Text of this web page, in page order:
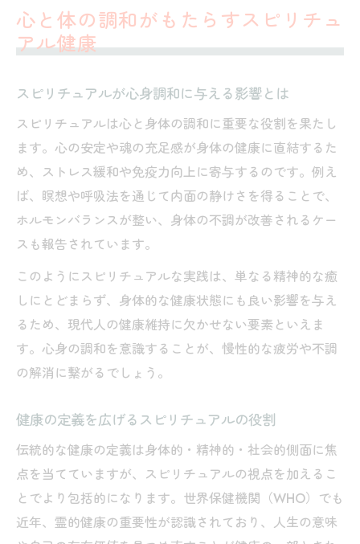
スピリチュアルを通じた現代人の健やかな生き
方
現代人に必要なスピリチュアルな健康意識
心のケアに繋がるスピリチュアルヘルス実
践法
健康になるスピリチュアル的アプローチと
は
WHO健康の定義最新とスピリチュアル活用
霊的健康を意識することで変わる毎日の質
霊的健康を高めるスピリチュアルな習慣
スピリチュアルで毎日の充実感が変わる理
由
健康の定義4つとスピリチュアルのつながり
霊的健康の実践が日常生活に与える影響
健康になるにはスピリチュアル視点も大切
健康になるスピリチュアルの考え方とは
スピリチュアルな側面を意識した生活習慣
健康の定義をわかりやすくスピリチュアル
心と体の調和がもたらすスピリチュ
アル健康
スピリチュアルが心身調和に与える影響とは
スピリチュアルは心と身体の調和に重要な役割を果たし
ます。心の安定や魂の充足感が身体の健康に直結するた
め、ストレス緩和や免疫力向上に寄与するのです。例え
ば、瞑想や呼吸法を通じて内面の静けさを得ることで、
ホルモンバランスが整い、身体の不調が改善されるケー
スも報告されています。
このようにスピリチュアルな実践は、単なる精神的な癒
しにとどまらず、身体的な健康状態にも良い影響を与え
るため、現代人の健康維持に欠かせない要素といえま
す。心身の調和を意識することが、慢性的な疲労や不調
の解消に繋がるでしょう。
健康の定義を広げるスピリチュアルの役割
伝統的な健康の定義は身体的・精神的・社会的側面に焦
点を当てていますが、スピリチュアルの視点を加えるこ
とでより包括的になります。世界保健機関（WHO）でも
近年、霊的健康の重要性が認識されており、人生の意味